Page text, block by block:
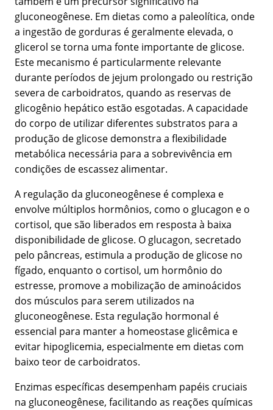
gluconeogênese. Em dietas como a paleolítica, onde
a ingestão de gorduras é geralmente elevada, o
glicerol se torna uma fonte importante de glicose.
Este mecanismo é particularmente relevante
durante períodos de jejum prolongado ou restrição
severa de carboidratos, quando as reservas de
glicogênio hepático estão esgotadas. A capacidade
do corpo de utilizar diferentes substratos para a
produção de glicose demonstra a flexibilidade
metabólica necessária para a sobrevivência em
condições de escassez alimentar.
A regulação da gluconeogênese é complexa e
envolve múltiplos hormônios, como o glucagon e o
cortisol, que são liberados em resposta à baixa
disponibilidade de glicose. O glucagon, secretado
pelo pâncreas, estimula a produção de glicose no
fígado, enquanto o cortisol, um hormônio do
estresse, promove a mobilização de aminoácidos
dos músculos para serem utilizados na
gluconeogênese. Esta regulação hormonal é
essencial para manter a homeostase glicêmica e
evitar hipoglicemia, especialmente em dietas com
baixo teor de carboidratos.
Enzimas específicas desempenham papéis cruciais
na gluconeogênese, facilitando as reações químicas